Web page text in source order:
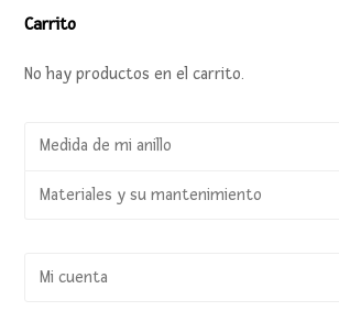
Carrito
No hay productos en el carrito.
Medida de mi anillo
Materiales y su mantenimiento
Mi cuenta